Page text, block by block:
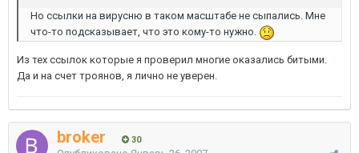
Но ссылки на вирусню в таком масштабе не сыпались. Мне
что-то подсказывает, что это кому-то нужно.
Из тех ссылок которые я проверил многие оказались битыми.
Да и на счет троянов, я лично не уверен.
broker 30